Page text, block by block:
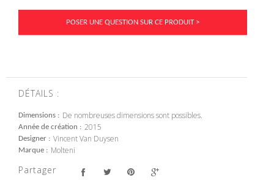
POSER UNE QUESTION SUR CE PRODUIT >
DÉTAILS :
Dimensions De nombreuses dimensions sont possibles.
Année de création 2015
Designer Vincent Van Duysen
Marque Molteni
Partager